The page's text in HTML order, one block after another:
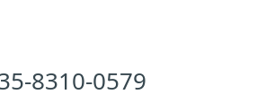
8310-0579